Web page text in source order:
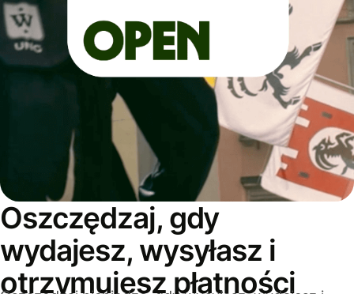
Oszczędzaj, gdy
wydajesz, wysyłasz i
otrzymujesz płatności